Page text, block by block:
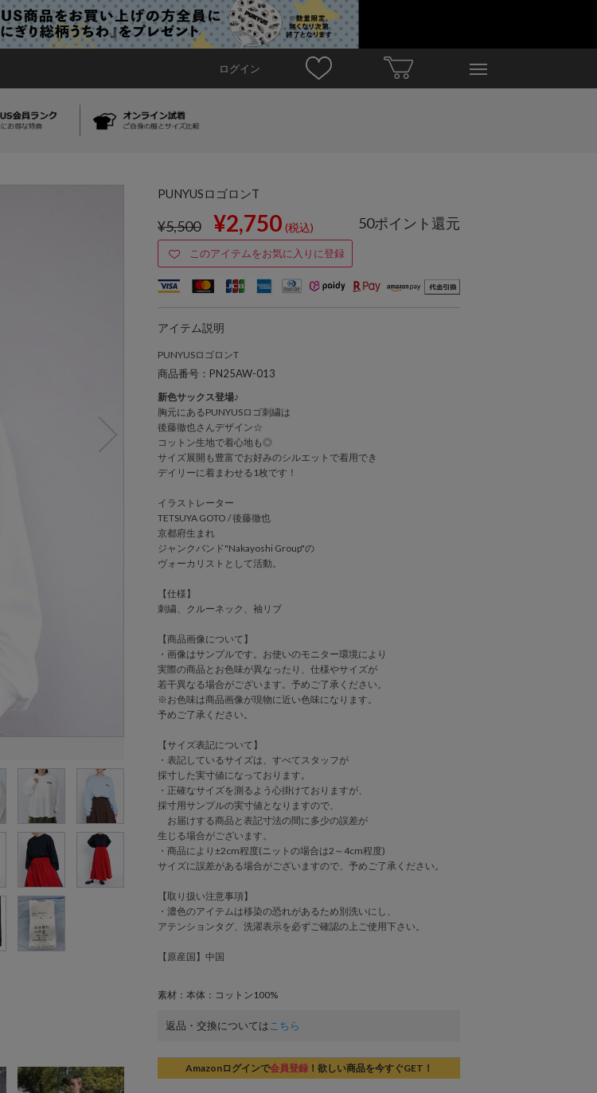
ログイン
PUNYUSロゴロンT
¥5,500 ¥2,750 (税込) 50ポイント還元
このアイテムをお気に入りに登録
アイテム説明
PUNYUSロゴロンT
商品番号：PN25AW-013
新色サックス登場♪
胸元にあるPUNYUSロゴ刺繍は
後藤徹也さんデザイン☆
コットン生地で着心地も◎
サイズ展開も豊富でお好みのシルエットで着用でき
デイリーに着まわせる1枚です！
イラストレーター
TETSUYA GOTO / 後藤徹也
京都府生まれ
ジャンクバンド"Nakayoshi Group"の
ヴォーカリストとして活動。
【仕様】
刺繍、クルーネック、袖リブ
【商品画像について】
・画像はサンプルです。お使いのモニター環境により
実際の商品とお色味が異なったり、仕様やサイズが
若干異なる場合がございます。予めご了承ください。
※お色味は商品画像が現物に近い色味になります。
予めご了承ください。
【サイズ表記について】
・表記しているサイズは、すべてスタッフが
採寸した実寸値になっております。
・正確なサイズを測るよう心掛けておりますが、
採寸用サンプルの実寸値となりますので、
お届けする商品と表記寸法の間に多少の誤差が
生じる場合がございます。
・商品により±2cm程度(ニットの場合は2～4cm程度)
サイズに誤差がある場合がございますので、予めご了承ください。
【取り扱い注意事項】
・濃色のアイテムは移染の恐れがあるため別洗いにし、
アテンションタグ、洗濯表示を必ずご確認の上ご使用下さい。
【原産国】中国
素材：本体：コットン100%
返品・交換についてはこちら
Amazonログインで会員登録！欲しい商品を今すぐGET！